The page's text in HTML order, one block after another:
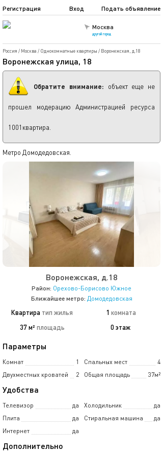
Москва
другой город
Подать объявление
Регистрация Вход
Россия / Москва / Однокомнатные квартиры / Воронежская, д.18
Воронежская улица, 18
Обратите внимание: объект еще не
прошел модерацию Администрацией ресурса
1001квартира.
Метро Домодедовская.
Воронежская, д.18
Район: Орехово-Борисово Южное
Ближайшее метро: Домодедовская
Квартира тип жилья 1 комната
37 м² площадь 0 этаж
Параметры
Комнат 1 Спальных мест
4
Двухместных кроватей
2 Общая площадь 37м²
Удобства
Телевизор да Холодильник
да
Плита
да Стиральная машина
да
Интернет
да
Дополнительно